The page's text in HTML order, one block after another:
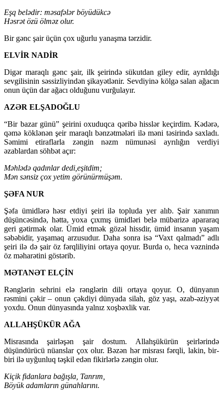
Eşq belədir: məsafələr böyüdükcə
Həsrət özü ölməz olur.
Bir gənc şair üçün çox uğurlu yanaşma tərzidir.
ELVİR NADİR
Digər maraqlı gənc şair, ilk şeirində sükutdan giley edir, ayrıldığı
sevgilisinin səssizliyindən şikayətlənir. Sevdiyinə kölgə salan ağacın
onun üçün dar ağacı olduğunu vurğulayır.
AZƏR ELŞADOĞLU
“Bir bazar günü” şeirini oxuduqca qəribə hisslər keçirdim. Kədərə,
qəmə köklənən şeir maraqlı bənzətmələri ilə məni təsirində saxladı.
Səmimi etiraflarla zəngin nəzm nümunəsi ayrılığın verdiyi
əzablardan söhbət açır:
Məhlədə qadınlar dedi,eşitdim;
Mən sənsiz çox yetim görünürmüşəm.
ŞƏFA NUR
Şəfa ümidlərə həsr etdiyi şeiri ilə topluda yer alıb. Şair xanımın
düşüncəsində, hətta, yoxa çıxmış ümidləri belə mübarizə apararaq
geri gətirmək olar. Ümid etmək gözəl hissdir, ümid insanın yaşam
səbəbidir, yaşamaq arzusudur. Daha sonra isə “Vaxt qalmadı” adlı
şeiri ilə də şair öz fərqliliyini ortaya qoyur. Burda o, heca vəznində
öz məharətini göstərib.
MƏTANƏT ELÇİN
Rənglərin sehrini elə rənglərin dili ortaya qoyur. O, dünyanın
rəsmini çəkir – onun çəkdiyi dünyada silah, göz yaşı, əzab-əziyyət
yoxdu. Onun dünyasında yalnız xoşbəxlik var.
ALLAHŞÜKÜR AĞA
Misrasında şairləşən şair dostum. Allahşükürün şeirlərində
düşündürücü nüanslar çox olur. Bəzən hər misrası fərqli, lakin, bir-
biri ilə uyğunluq təşkil edən fikirlərlə zəngin olur.
Kiçik fidanlara bağışla, Tanrım,
Böyük adamların günahlarını.